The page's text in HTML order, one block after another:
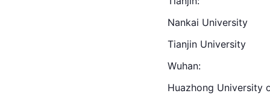
Nankai University
Tianjin University
Wuhan:
Huazhong University